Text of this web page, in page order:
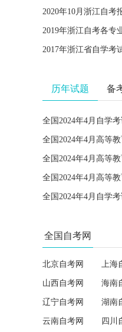
2020年10月浙江自考
2019年浙江自考各专
2017年浙江省自学考
历年试题 备
全国2024年4月自学
全国2024年4月高等
全国2024年4月高等
全国2024年4月自学
全国自考网
北京自考网 上海
山西自考网 海南
辽宁自考网 湖南
云南自考网 四川